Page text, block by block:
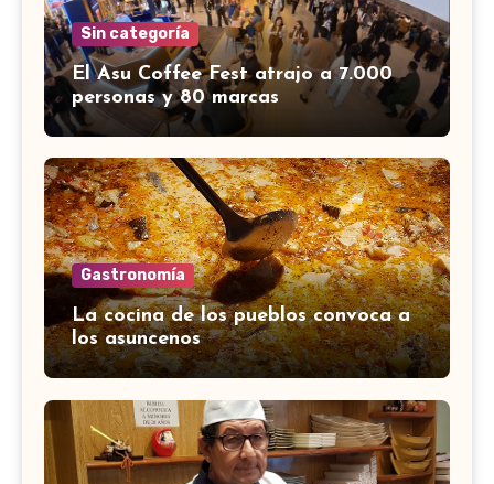
Sin categoría
El Asu Coffee Fest atrajo a 7.000
personas y 80 marcas
Gastronomía
La cocina de los pueblos convoca a
los asuncenos